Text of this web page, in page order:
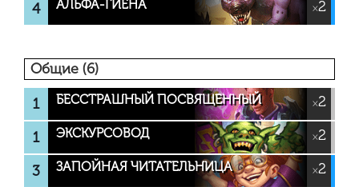
4 АЛЬФА-ГИЕНА ×2
Общие (6)
1
БЕССТРАШНЫЙ ПОСВЯЩЕННЫЙ ×2
1 ЭКСКУРСОВОД ×2
3 ЗАПОЙНАЯ ЧИТАТЕЛЬНИЦА ×2